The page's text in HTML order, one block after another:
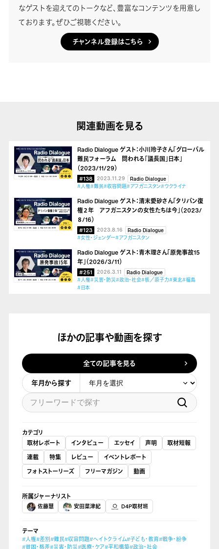
なゲストを迎えてのトークなど、豊富なコンテンツを用意し
ております。ぜひご視聴ください。
チャンネル登録はこちら
関連動画を見る
Radio Dialogue ゲスト：小川玲子さん「グローバル
難民フォーラム 問われる「議長国」日本」
（2023/11/29）
#138 2023.11.29
Radio Dialogue
#人権#難民#収容問題#アフガニスタン#ウクライナ
Radio Dialogue ゲスト：清末愛砂さん「タリバン復
権２年 アフガニスタンの女性たちは今」（2023/
８/16）
#123 2023.8.16
Radio Dialogue
#女性・ジェンダー#アフガニスタン
Radio Dialogue ゲスト：青木理さん「原発事故15
年」（2026/3/11）
#251 2026.3.11
Radio Dialogue
#人権#災害・防災#政治・社会#核／原子力#東北#福島
#日本
ほかの記事や動画を探す
全ての記事を見る
年月から探す
カテゴリ
取材レポート
インタビュー エッセイ 声明
取材短報
連載
特集 レビュー
イベントレポート
フォトストーリーズ
フリーマガジン 動画
所属ジャーナリスト
佐藤慧 安田菜津紀 D4P取材班
テーマ
#人権#差別#難民#収容問題#ヘイトクライム#子ども・教育#戦争・紛争
#貧困・格差#災害・防災#医療・ケア#平和構築#政治・社会